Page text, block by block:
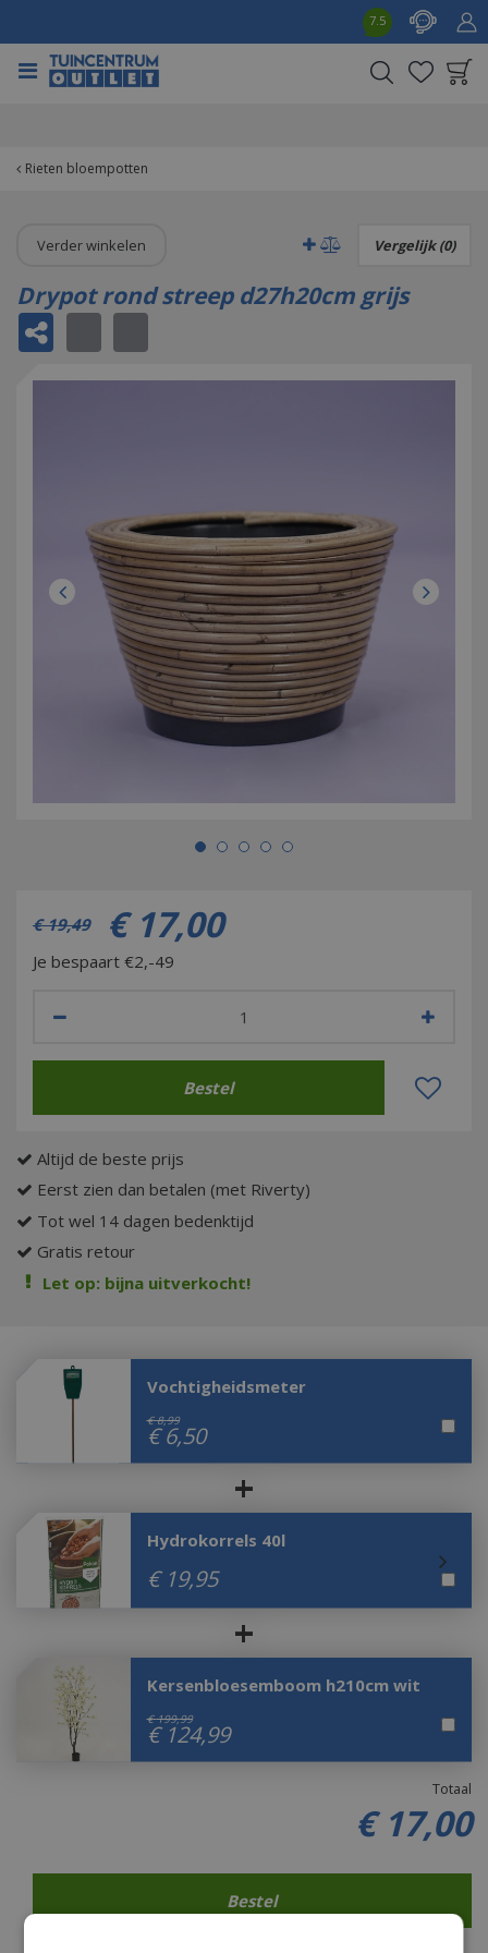
Rieten bloempotten
7.5
Verder winkelen Vergelijk (0)
Drypot rond streep d27h20cm grijs
€ 19,49 € 17,00
Je bespaart €2,-49
Altijd de beste prijs
Eerst zien dan betalen (met Riverty)
Tot wel 14 dagen bedenktijd
Gratis retour
Let op: bijna uitverkocht!
Vochtigheidsmeter
€ 8,99
€6,50
+
Hydrokorrels 40l
€ 19,95
+
Kersenbloesemboom h210cm wit
€ 199,99
€ 124,99
Totaal
€ 17,00